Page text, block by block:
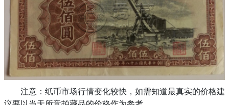
注意：纸币市场行情变化较快，如需知道最真实的价格建